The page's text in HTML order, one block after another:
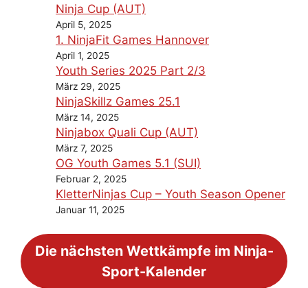
Ninja Cup (AUT)
April 5, 2025
1. NinjaFit Games Hannover
April 1, 2025
Youth Series 2025 Part 2/3
März 29, 2025
NinjaSkillz Games 25.1
März 14, 2025
Ninjabox Quali Cup (AUT)
März 7, 2025
OG Youth Games 5.1 (SUI)
Februar 2, 2025
KletterNinjas Cup – Youth Season Opener
Januar 11, 2025
Die nächsten Wettkämpfe im Ninja-
Sport-Kalender